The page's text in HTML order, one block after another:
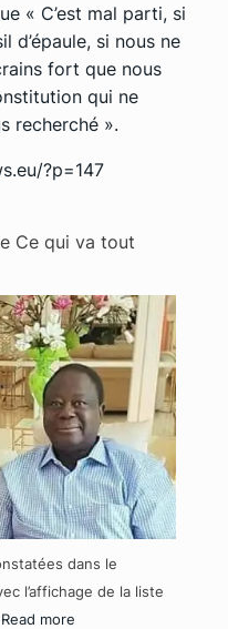
« C’est mal parti, si
d’épaule, si nous ne
fort que nous
qui ne
recherché ».
?p=147
Ce qui va tout
dans le
l’affichage de la liste
Read more